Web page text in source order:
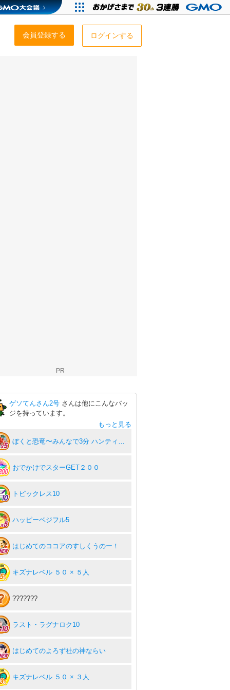
会員登録する ログインする
PR
ゲソてんさん2号 さんは他にこんなバッ
ジを持っています。
もっと見る
ぼくと恐竜〜みんなで3分 ハンティング放置〜5
おでかけでスターGET２００
トピックレス10
ハッピーベジフル5
はじめてのココアのすしくうのー！
キズナレベル ５０ × ５人
???????
ラスト・ラグナロク10
はじめてのよろず社の神ならい
キズナレベル ５０ × ３人